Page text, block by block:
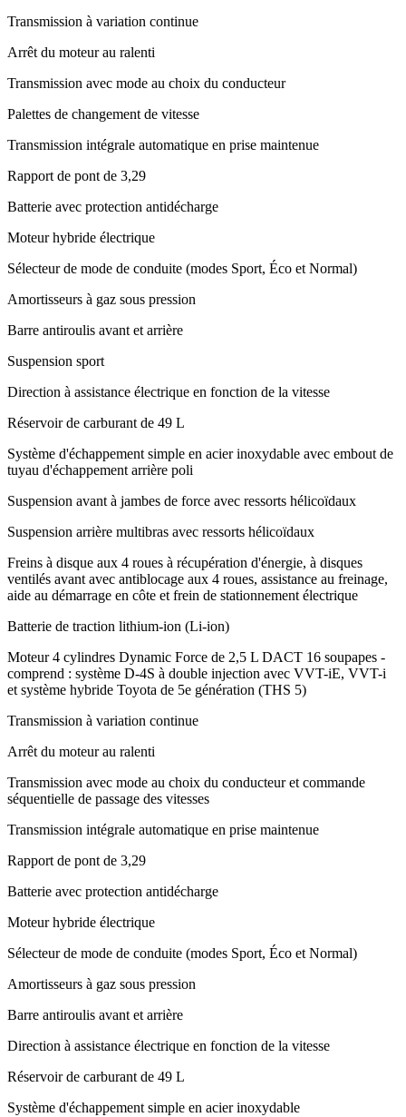
Transmission à variation continue
Arrêt du moteur au ralenti
Transmission avec mode au choix du conducteur
Palettes de changement de vitesse
Transmission intégrale automatique en prise maintenue
Rapport de pont de 3,29
Batterie avec protection antidécharge
Moteur hybride électrique
Sélecteur de mode de conduite (modes Sport, Éco et Normal)
Amortisseurs à gaz sous pression
Barre antiroulis avant et arrière
Suspension sport
Direction à assistance électrique en fonction de la vitesse
Réservoir de carburant de 49 L
Système d'échappement simple en acier inoxydable avec embout de
tuyau d'échappement arrière poli
Suspension avant à jambes de force avec ressorts hélicoïdaux
Suspension arrière multibras avec ressorts hélicoïdaux
Freins à disque aux 4 roues à récupération d'énergie, à disques
ventilés avant avec antiblocage aux 4 roues, assistance au freinage,
aide au démarrage en côte et frein de stationnement électrique
Batterie de traction lithium-ion (Li-ion)
Moteur 4 cylindres Dynamic Force de 2,5 L DACT 16 soupapes -
comprend : système D-4S à double injection avec VVT-iE, VVT-i
et système hybride Toyota de 5e génération (THS 5)
Transmission à variation continue
Arrêt du moteur au ralenti
Transmission avec mode au choix du conducteur et commande
séquentielle de passage des vitesses
Transmission intégrale automatique en prise maintenue
Rapport de pont de 3,29
Batterie avec protection antidécharge
Moteur hybride électrique
Sélecteur de mode de conduite (modes Sport, Éco et Normal)
Amortisseurs à gaz sous pression
Barre antiroulis avant et arrière
Direction à assistance électrique en fonction de la vitesse
Réservoir de carburant de 49 L
Système d'échappement simple en acier inoxydable